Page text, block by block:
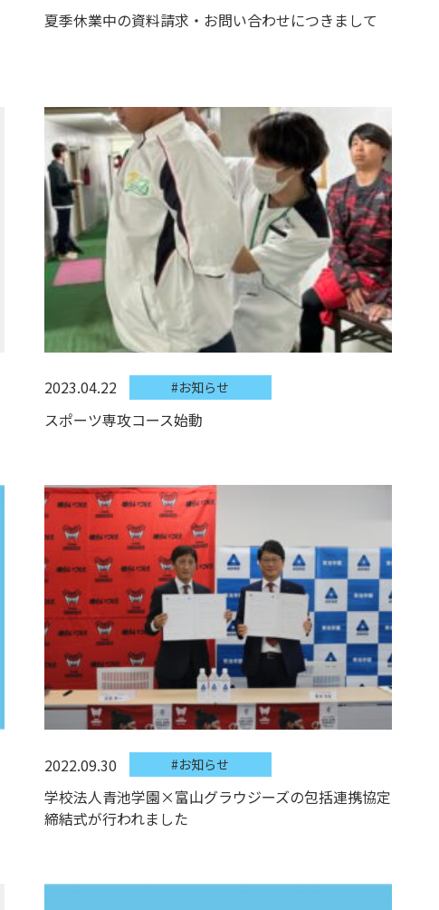
夏季休業中の資料請求・お問い合わせにつきまして
2023.04.22 #お知らせ
スポーツ専攻コース始動
2022.09.30 #お知らせ
学校法人青池学園×富山グラウジーズの包括連携協定
締結式が行われました